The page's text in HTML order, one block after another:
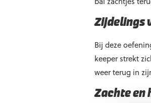
Zijdelings
Bij deze
keeper strekt
weer terug in
Zachte en